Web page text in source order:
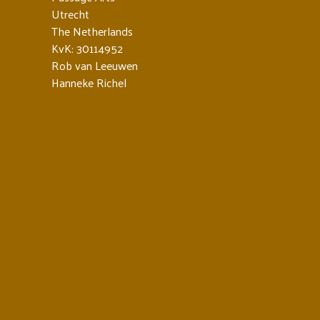
Utrecht
The Netherlands
KvK: 30114952
Rob van Leeuwen
Hanneke Richel